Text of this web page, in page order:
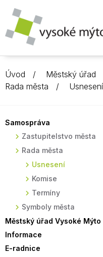
Úvod Městský úřad
Rada města
Samospráva
Zastupitelstvo města
Rada města
Usnesení
Komise
Termíny
Symboly města
Městský úřad Vysoké Mýto
Informace
E-radnice